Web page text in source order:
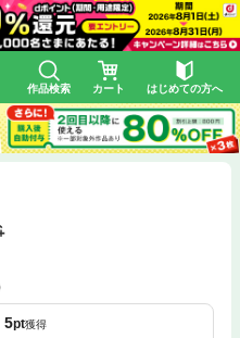
作品検索 カート はじめての方へ
5pt獲得